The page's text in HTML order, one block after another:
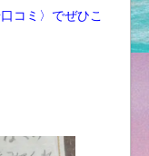
コミ〉でぜひこ